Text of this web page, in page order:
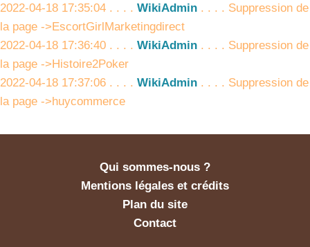
2022-04-18 17:35:04 . . . . WikiAdmin . . . . Suppression de
la page ->EscortGirlMarketingdirect
2022-04-18 17:36:40 . . . . WikiAdmin . . . . Suppression de
la page ->Histoire2Poker
2022-04-18 17:37:06 . . . . WikiAdmin . . . . Suppression de
la page ->huycommerce
Qui sommes-nous ?
Mentions légales et crédits
Plan du site
Contact